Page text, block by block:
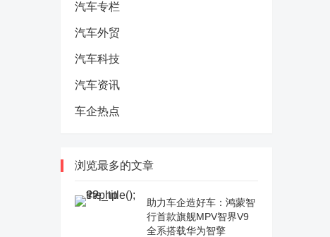
汽车专栏
汽车外贸
汽车科技
汽车资讯
车企热点
浏览最多的文章
助力车企造好车：鸿蒙智
行首款旗舰MPV智界V9
全系搭载华为智擎